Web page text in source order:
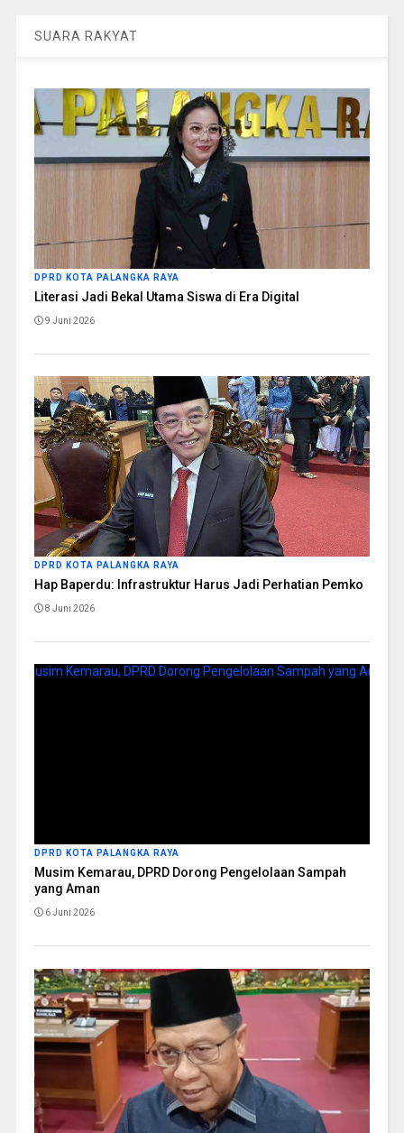
SUARA RAKYAT
DPRD KOTA PALANGKA RAYA
Literasi Jadi Bekal Utama Siswa di Era Digital
9 Juni 2026
DPRD KOTA PALANGKA RAYA
Hap Baperdu: Infrastruktur Harus Jadi Perhatian Pemko
8 Juni 2026
DPRD KOTA PALANGKA RAYA
Musim Kemarau, DPRD Dorong Pengelolaan Sampah
yang Aman
6 Juni 2026